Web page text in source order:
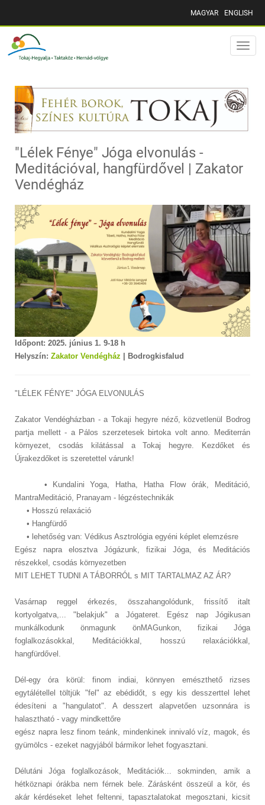
MAGYAR ENGLISH
Toggle
"Lélek Fénye" Jóga elvonulás -
Meditációval, hangfürdővel | Zakator
Vendégház
Időpont: 2025. június 1. 9-18 h
Helyszín: Zakator Vendégház | Bodrogkisfalud
"LÉLEK FÉNYE" JÓGA ELVONULÁS
Zakator Vendégházban - a Tokaji hegyre néző, közvetlenül Bodrog
partja mellett - a Pálos szerzetesek birtoka volt anno. Mediterrán
környezet, csodás kilátással a Tokaj hegyre. Kezdőket és
Újrakezdőket is szeretettel várunk!
• Kundalini Yoga, Hatha, Hatha Flow órák, Meditáció,
MantraMeditáció, Pranayam - légzéstechnikák
• Hosszú relaxáció
• Hangfürdő
• lehetőség van: Védikus Asztrológia egyéni képlet elemzésre
Egész napra elosztva Jógázunk, fizikai Jóga, és Meditációs
részekkel, csodás környezetben
MIT LEHET TUDNI A TÁBORRÓL s MIT TARTALMAZ AZ ÁR?
Vasárnap reggel érkezés, összahangolódunk, frissítő italt
kortyolgatva,... "belakjuk" a Jógateret. Egész nap Jógikusan
munkálkodunk önmagunk önMAGunkon, fizikai Jóga
foglalkozásokkal, Meditációkkal, hosszú relaxációkkal,
hangfürdővel.
Dél-egy óra körül: finom indiai, könnyen emészthető rizses
egytálétellel töltjük "fel" az ebédidőt, s egy kis desszerttel lehet
édesíteni a "hangulatot". A desszert alapvetően uzsonnára is
halasztható - vagy mindkettőre
egész napra lesz finom teánk, mindenkinek innivaló víz, magok, és
gyümölcs - ezeket nagyjából bármikor lehet fogyasztani.
Délutáni Jóga foglalkozások, Meditációk... sokminden, amik a
hétköznapi órákba nem férnek bele. Zárásként összeül a kör, és
akár kérdéseket lehet feltenni, tapasztalatokat megosztani, kicsit